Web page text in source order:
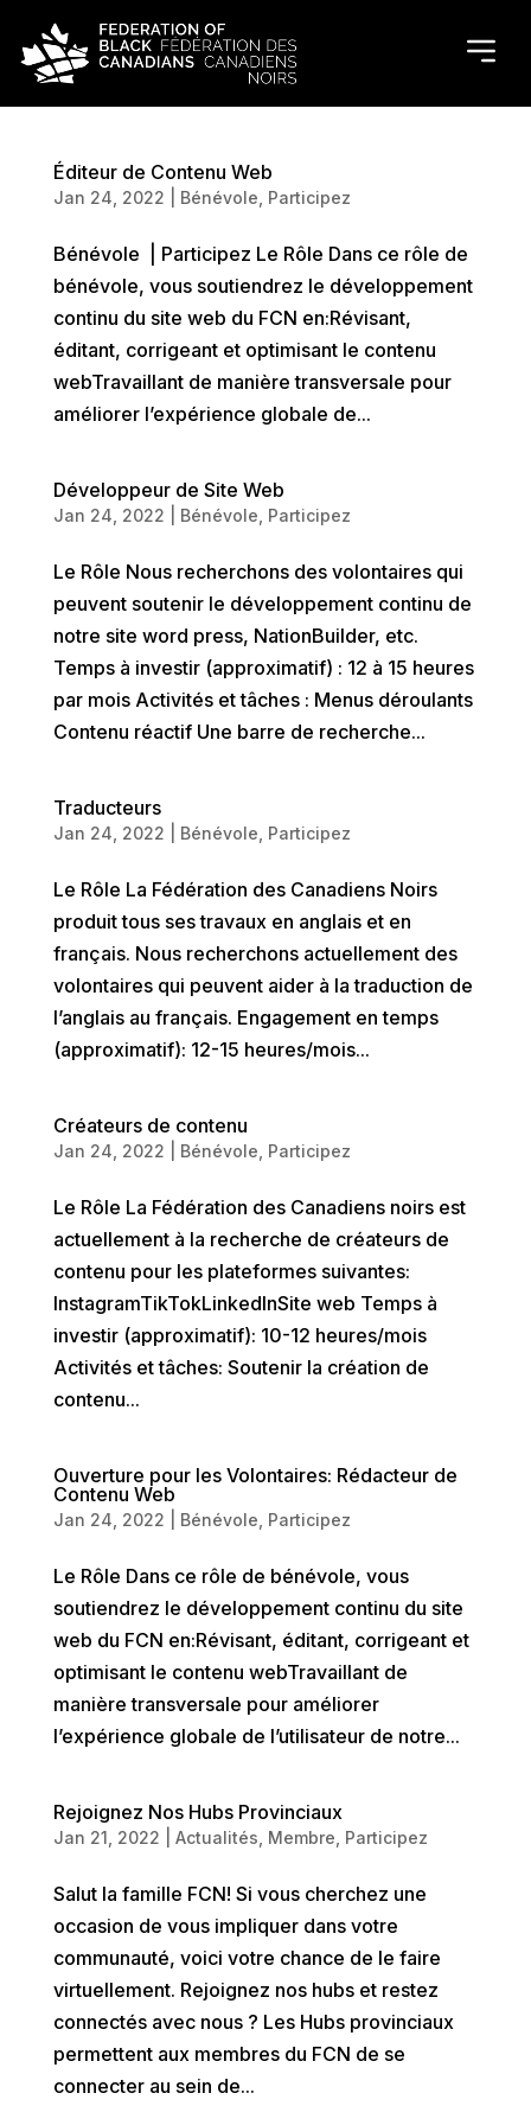
Éditeur de Contenu Web
Jan 24, 2022 Bénévole Participez
Bénévole | Participez Le Rôle Dans ce rôle de
bénévole, vous soutiendrez le développement
continu du site web du FCN en:Révisant,
éditant, corrigeant et optimisant le contenu
webTravaillant de manière transversale pour
améliorer l’expérience globale de...
Développeur de Site Web
Jan 24, 2022 Bénévole Participez
Le Rôle Nous recherchons des volontaires qui
peuvent soutenir le développement continu de
notre site word press, NationBuilder, etc.
Temps à investir (approximatif) : 12 à 15 heures
par mois Activités et tâches : Menus déroulants
Contenu réactif Une barre de recherche...
Traducteurs
Jan 24, 2022 Bénévole Participez
Le Rôle La Fédération des Canadiens Noirs
produit tous ses travaux en anglais et en
français. Nous recherchons actuellement des
volontaires qui peuvent aider à la traduction de
l’anglais au français. Engagement en temps
(approximatif): 12-15 heures/mois...
Créateurs de contenu
Jan 24, 2022 Bénévole Participez
Le Rôle La Fédération des Canadiens noirs est
actuellement à la recherche de créateurs de
contenu pour les plateformes suivantes:
InstagramTikTokLinkedInSite web Temps à
investir (approximatif): 10-12 heures/mois
Activités et tâches: Soutenir la création de
contenu...
Ouverture pour les Volontaires: Rédacteur de
Contenu Web
Jan 24, 2022 Bénévole Participez
Le Rôle Dans ce rôle de bénévole, vous
soutiendrez le développement continu du site
web du FCN en:Révisant, éditant, corrigeant et
optimisant le contenu webTravaillant de
manière transversale pour améliorer
l’expérience globale de l’utilisateur de notre...
Rejoignez Nos Hubs Provinciaux
Jan 21, 2022 Actualités Membre Participez
Salut la famille FCN! Si vous cherchez une
occasion de vous impliquer dans votre
communauté, voici votre chance de le faire
virtuellement. Rejoignez nos hubs et restez
connectés avec nous ? Les Hubs provinciaux
permettent aux membres du FCN de se
connecter au sein de...